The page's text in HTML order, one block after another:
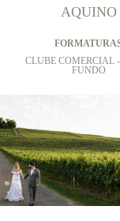
AQUINO
CLUBE COMERCIAL -
FUNDO